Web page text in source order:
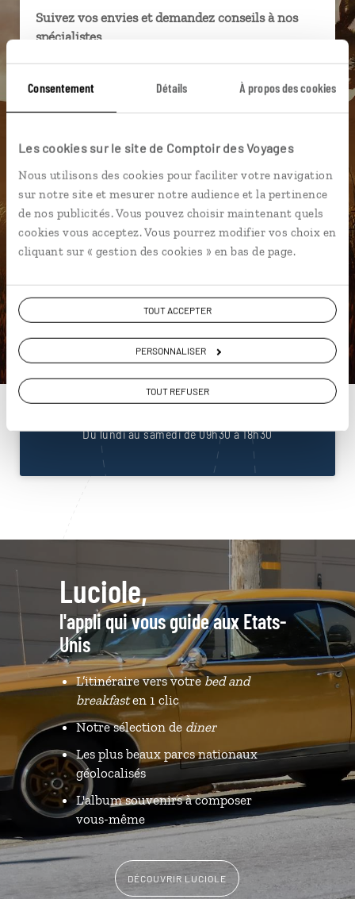
Consentement Détails À propos des cookies
Les cookies sur le site de Comptoir des Voyages
Nous utilisons des cookies pour faciliter votre navigation
sur notre site et mesurer notre audience et la pertinence
de nos publicités. Vous pouvez choisir maintenant quels
cookies vous acceptez. Vous pourrez modifier vos choix en
cliquant sur « gestion des cookies » en bas de page.
TOUT ACCEPTER
PERSONNALISER
TOUT REFUSER
Suivez vos envies et demandez conseils à nos
spécialistes
près de vos envies et de la réalité du pays.
Échangez en face à face ou depuis nos studios
téléphone.
Vous gardez le même interlocuteur avant,
pendant et après votre voyage.
DEMANDER UN DEVIS
ou
Construisez votre voyage avec un spécialiste Etats-
Unis
01 85 08 23 53
Du lundi au samedi de 09h30 à 18h30
Luciole,
l'appli qui vous guide aux Etats-
Unis
L’itinéraire vers votrebed and
breakfasten 1 clic
Notre sélection de diner
Les plus beaux parcs nationaux
géolocalisés
L'album souvenirs à composer
vous-même
DÉCOUVRIR LUCIOLE